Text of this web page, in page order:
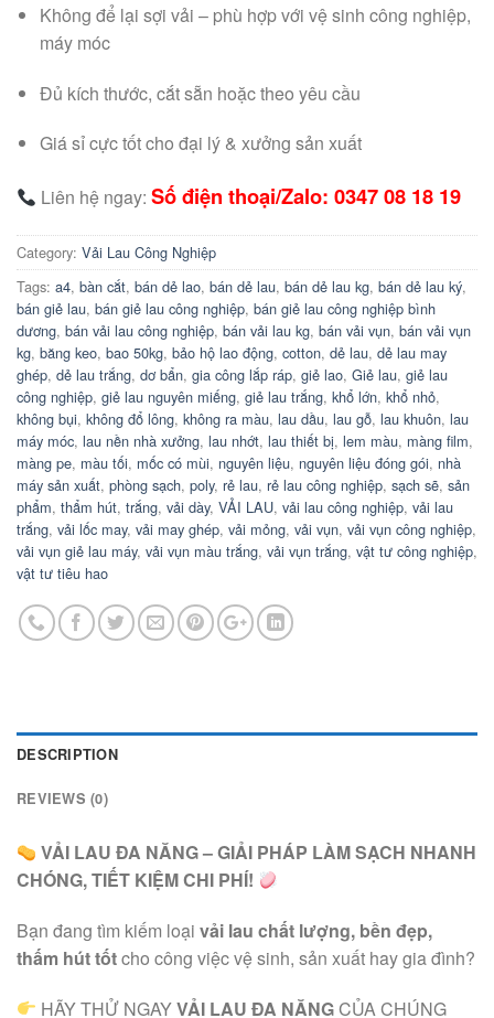
Không để lại sợi vải – phù hợp với vệ sinh công nghiệp,
máy móc
Đủ kích thước, cắt sẵn hoặc theo yêu cầu
Giá sỉ cực tốt cho đại lý & xưởng sản xuất
Liên hệ ngay:Số điện thoại/Zalo: 0347 08 18 19
Category: Vải Lau Công Nghiệp
Tags: a4, bàn cắt, bán dẻ lao, bán dẻ lau, bán dẻ lau kg, bán dẻ lau ký,
bán giẻ lau, bán giẻ lau công nghiệp, bán giẻ lau công nghiệp bình
dương, bán vải lau công nghiệp, bán vải lau kg, bán vải vụn, bán vải vụn
kg, băng keo, bao 50kg, bảo hộ lao động, cotton, dẻ lau, dẻ lau may
ghép, dẻ lau trắng, dơ bẩn, gia công lắp ráp, giẻ lao, Giẻ lau, giẻ lau
công nghiệp, giẻ lau nguyên miếng, giẻ lau trắng, khổ lớn, khổ nhỏ,
không bụi, không đổ lông, không ra màu, lau dầu, lau gỗ, lau khuôn, lau
máy móc, lau nền nhà xưởng, lau nhớt, lau thiết bị, lem màu, màng film,
màng pe, màu tối, mốc có mùi, nguyên liệu, nguyên liệu đóng gói, nhà
máy sản xuất, phòng sạch, poly, rẻ lau, rẻ lau công nghiệp, sạch sẽ, sản
phẩm, thẩm hút, trắng, vải dày, VẢI LAU, vải lau công nghiệp, vải lau
trắng, vải lốc may, vải may ghép, vải mỏng, vải vụn, vải vụn công nghiệp,
vải vụn giẻ lau máy, vải vụn màu trắng, vải vụn trắng, vật tư công nghiệp,
vật tư tiêu hao
DESCRIPTION
REVIEWS (0)
VẢI LAU ĐA NĂNG – GIẢI PHÁP LÀM SẠCH NHANH
CHÓNG, TIẾT KIỆM CHI PHÍ!
Bạn đang tìm kiếm loại vải lau chất lượng, bền đẹp,
thấm hút tốtcho công việc vệ sinh, sản xuất hay gia đình?
HÃY THỬ NGAYVẢI LAU ĐA NĂNGCỦA CHÚNG